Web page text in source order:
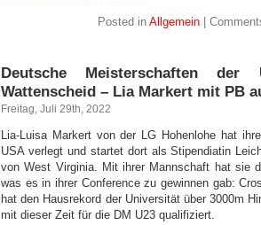
Posted in Allgemein|
Deutsche Meisterschaften
Wattenscheid – Lia Markert mit PB
Freitag, Juli 29th, 2022
Lia-Luisa Markert von der LG Hohenlohe hat
USA verlegt und startet dort als Stipendiatin
von West Virginia. Mit ihrer Mannschaft hat sie
was es in ihrer Conference zu gewinnen gab:
hat den Hausrekord der Universität über 3000m
mit dieser Zeit für die DM U23 qualifiziert.